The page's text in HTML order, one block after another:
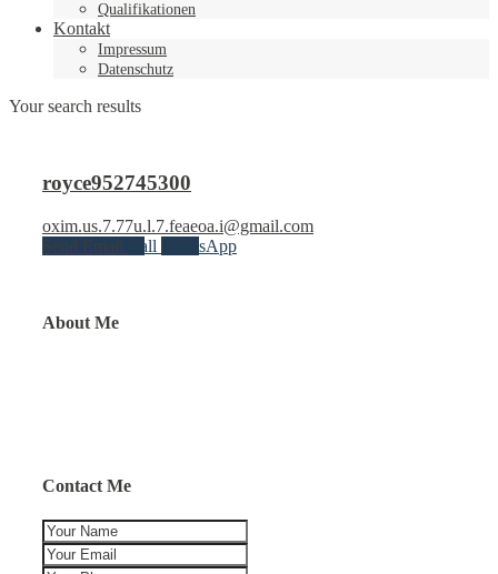
Qualifikationen
Kontakt
Impressum
Datenschutz
Your search results
royce952745300
oxim.us.7.77u.l.7.feaeoa.i@gmail.com
Send Email
Call WhatsApp
About Me
Contact Me